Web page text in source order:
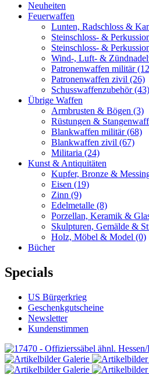
Neuheiten
Feuerwaffen
Lunten, Radschloss &
Steinschloss- &
Steinschloss- &
Wind-, Luft- &
Patronenwaffen militär
Patronenwaffen zivil (26)
Schusswaffenzubehör(43)
Übrige Waffen
Armbrusten & Bögen (3)
Rüstungen &
Blankwaffen militär(68)
Blankwaffen zivil (67)
Militaria (24)
Kunst & Antiquitäten
Kupfer, Bronze &
Eisen (19)
Zinn (9)
Edelmetalle (8)
Porzellan, Keramik &
Skulpturen, Gemälde &
Holz, Möbel & Model (0)
Bücher
Specials
US Bürgerkrieg
Geschenkgutscheine
Newsletter
Kundenstimmen